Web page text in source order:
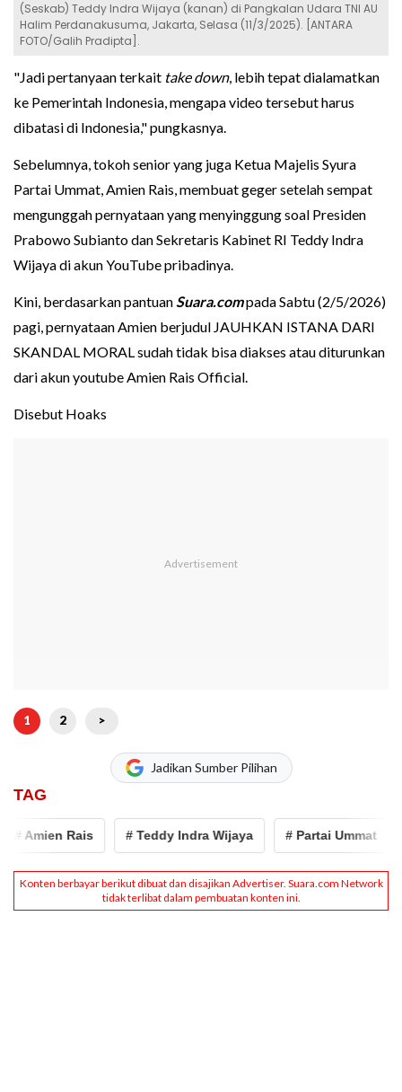
(Seskab) Teddy Indra Wijaya (kanan) di Pangkalan Udara TNI AU
Halim Perdanakusuma, Jakarta, Selasa (11/3/2025). [ANTARA
FOTO/Galih Pradipta].
"Jadi pertanyaan terkait take down, lebih tepat dialamatkan
ke Pemerintah Indonesia, mengapa video tersebut harus
dibatasi di Indonesia," pungkasnya.
Sebelumnya, tokoh senior yang juga Ketua Majelis Syura
Partai Ummat, Amien Rais, membuat geger setelah sempat
mengunggah pernyataan yang menyinggung soal Presiden
Prabowo Subianto dan Sekretaris Kabinet RI Teddy Indra
Wijaya di akun YouTube pribadinya.
Kini, berdasarkan pantuan Suara.compada Sabtu (2/5/2026)
pagi, pernyataan Amien berjudul JAUHKAN ISTANA DARI
SKANDAL MORAL sudah tidak bisa diakses atau diturunkan
dari akun youtube Amien Rais Official.
Disebut Hoaks
1 2 >
Jadikan Sumber Pilihan
TAG
Amien Rais # Teddy Indra Wijaya # Partai Ummat